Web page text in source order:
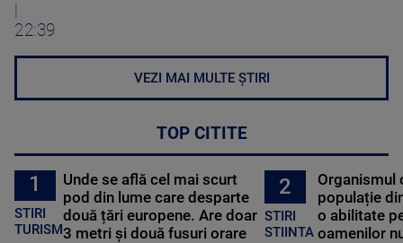
22:39
VEZI MAI MULTE ȘTIRI
TOP CITITE
1
STIRI
TURISM
Unde se află cel mai scurt
pod din lume care desparte
două țări europene. Are doar
3 metri și două fusuri orare
2
STIRI
STIINTA
Organismul
populație
o abilitate
oamenilor